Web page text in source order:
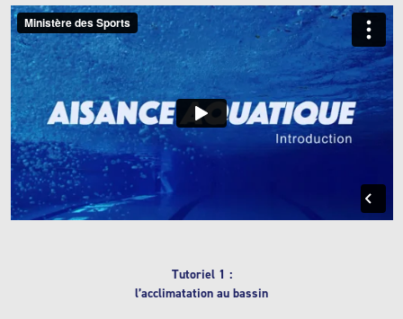
Tutoriel 1 :
l’acclimatation au bassin